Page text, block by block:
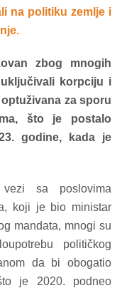
na politiku zemlje i
zbog mnogih
korpciju i
za sporu
što je postalo
godine, kada je
sa poslovima
koji je bio ministar
mandata, mnogi su
političkog
da bi obogatio
je 2020. podneo